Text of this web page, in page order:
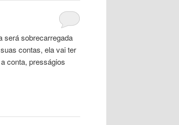
será sobrecarregada
contas, ela vai ter
conta, presságios